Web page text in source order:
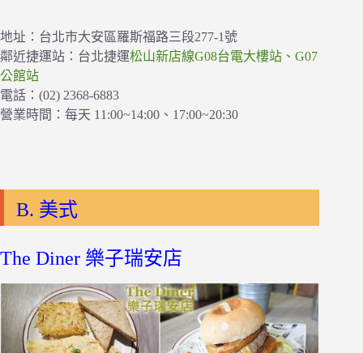
地址：台北市大安區羅斯福路三段277-1號
鄰近捷運站：台北捷運松山新店線G08台電大樓站、G07
公館站
電話：(02) 2368-6883
營業時間：每天 11:00~14:00、17:00~20:30
B. 美式
The Diner 樂子瑞安店